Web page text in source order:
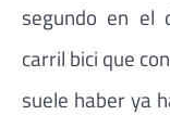
segundo en el
carril bici que
suele haber ya